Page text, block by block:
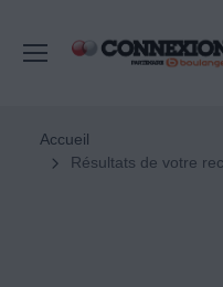
Accueil
Résultats de votre